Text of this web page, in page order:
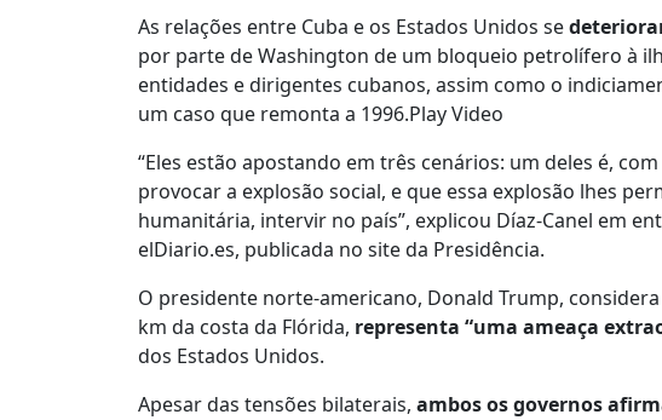
As relações entre Cuba e os Estados Unidos se
por parte de Washington de um bloqueio petrolífero à
entidades e dirigentes cubanos, assim como o
um caso que remonta a 1996.Play Video
“Eles estão apostando em três cenários: um deles é,
provocar a explosão social, e que essa explosão lhes
humanitária, intervir no país”, explicou Díaz-Canel em
elDiario.es, publicada no site da Presidência.
O presidente norte-americano, Donald Trump,
km da costa da Flórida, representa “uma ameaça
dos Estados Unidos.
Apesar das tensões bilaterais, ambos os governos